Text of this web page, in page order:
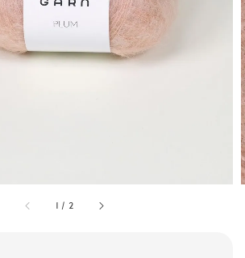
1 / 2